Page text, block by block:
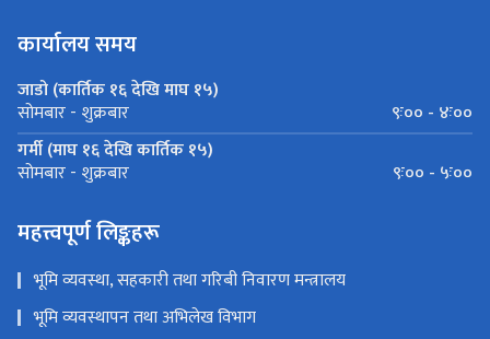
कार्यालय समय
जाडो (कार्तिक १६ देखि माघ १५)
सोमबार - शुक्रबार
९ः०० - ४ः००
गर्मी (माघ १६ देखि कार्तिक १५)
सोमबार - शुक्रबार ९ः०० - ५ः००
महत्त्वपूर्ण लिङ्कहरू
भूमि व्यवस्था, सहकारी तथा गरिबी निवारण मन्त्रालय
भूमि व्यवस्थापन तथा अभिलेख विभाग